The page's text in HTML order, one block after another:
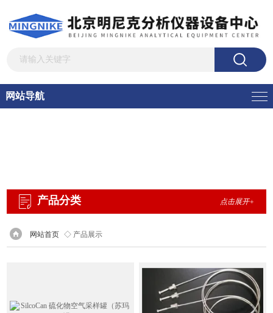
网站导航
产品分类 点击展开+
网站首页 ◇ 产品展示